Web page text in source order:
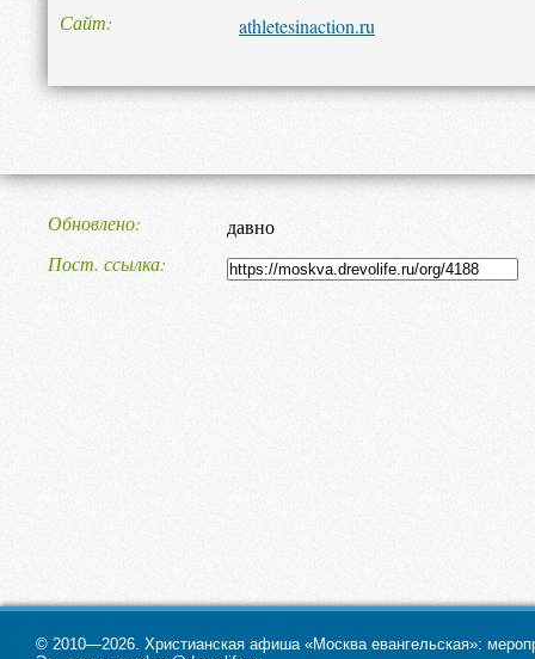
Сайт
athletesinaction.ru
Обновлено
давно
Пост. ссылка
© 2010—2026. Христианская афиша «Москва евангельская»: